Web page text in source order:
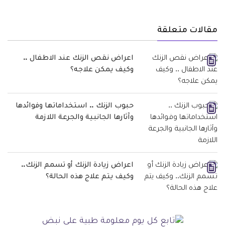
مقالات متعلقة
اعراض نقص الزنك عند الاطفال ..
وكيف يمكن علاجه؟
حبوب الزنك .. استخداماتها وفوائدها
وآثارها الجانبية والجرعة اللازمة
اعراض زيادة الزنك أو تسمم الزنك..
وكيف يتم علاج هذه الحالة؟